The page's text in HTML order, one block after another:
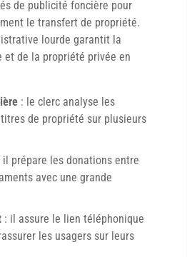
de publicité foncière pour
le transfert de propriété.
lourde garantit la
et de la propriété privée en
: le clerc analyse les
de propriété sur plusieurs
il prépare les donations entre
avec une grande
: il assure le lien téléphonique
les usagers sur leurs